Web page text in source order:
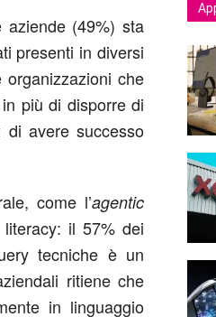
aziende (49%) sta
presenti in diversi
che
più di disporre di
di avere successo
come l’agentic
il 57% dei
tecniche è un
ritiene che
in linguaggio